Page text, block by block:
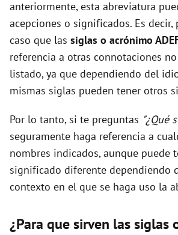
anteriormente, esta abreviatura
acepciones o significados. Es decir,
caso que las siglas o acrónimo
referencia a otras connotaciones
listado, ya que dependiendo del
mismas siglas pueden tener otros
Por lo tanto, si te preguntas "¿Qué
seguramente haga referencia a
nombres indicados, aunque puede
significado diferente dependiendo
contexto en el que se haga uso la
¿Para que sirven las siglas